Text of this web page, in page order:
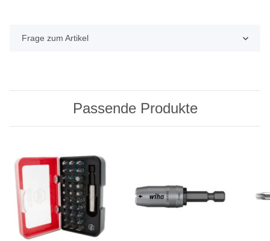
Frage zum Artikel
Passende Produkte